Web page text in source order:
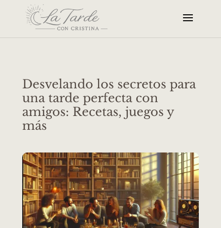
Desvelando los secretos para
una tarde perfecta con
amigos: Recetas, juegos y
más